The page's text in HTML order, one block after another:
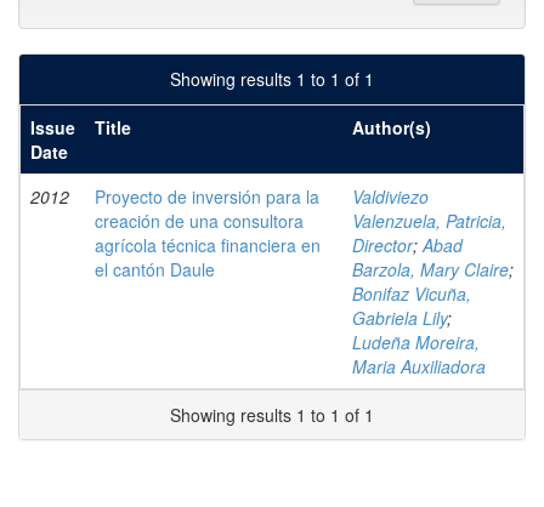
Showing results 1 to 1 of 1
Issue
Date
Title Author(s)
2012
Proyecto de inversión para la
creación de una consultora
agrícola técnica financiera en
el cantón Daule
Valdiviezo
Valenzuela, Patricia,
Director;Abad
Barzola, Mary Claire;
Bonifaz Vicuña,
Gabriela Lily;
Ludeña Moreira,
Maria Auxiliadora
Showing results 1 to 1 of 1